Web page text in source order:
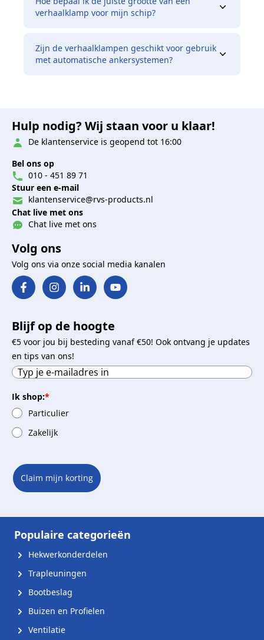
verhaalklamp voor mijn schip?
Zijn de verhaalklampen geschikt voor gebruik
met automatische ankersystemen?
Hulp nodig? Wij staan voor u klaar!
De klantenservice is geopend tot 16:00
Bel ons op
010 - 451 89 71
Stuur een e-mail
klantenservice@rvs-products.nl
Chat live met ons
Chat live met ons
Volg ons
Volg ons via onze social media kanalen
Blijf op de hoogte
€5 voor jou bij besteding vanaf €50! Ook ontvang je updates
en tips van ons!
Ik shop:*
Particulier
Zakelijk
Claim mijn korting
Populaire categorieën
Hekwerkonderdelen
Trapleuningen
Bootbeslag
Buizen en Profielen
Ventilatie